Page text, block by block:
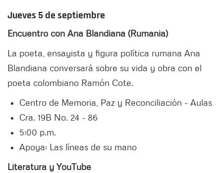
Jueves 5 de septiembre
Encuentro con Ana Blandiana (Rumania)
La poeta, ensayista y figura política rumana Ana
Blandiana conversará sobre su vida y obra con el
poeta colombiano Ramón Cote.
Centro de Memoria, Paz y Reconciliación - Aulas
Cra. 19B No. 24 - 86
5:00 p.m.
Apoya: Las líneas de su mano
Literatura y YouTube